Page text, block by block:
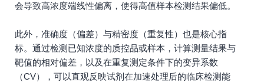
会导致高浓度端线性偏离，使得高值样本检测结果偏低。
此外，准确度（偏差）与精密度（重复性）也是核心指
标。通过检测已知浓度的质控品或样本，计算测量结果与
靶值的相对偏差，以及在重复测定条件下的变异系数
（CV），可以直观反映试剂在加速处理后的临床检测能